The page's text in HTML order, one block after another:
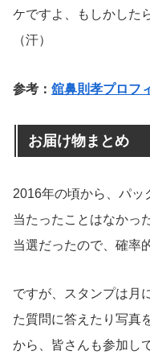
ケですよ、もしかした
（汗）
参考： 舘鼻則孝プロフ
お届け物まとめ
2016年の頃から、パッ
当たったことはなかっ
当選だったので、確率
ですが、スタンプは月
た質問に答えたり写真
から、皆さんも参加し